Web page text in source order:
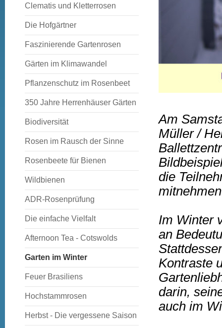
Clematis und Kletterrosen
Die Hofgärtner
Faszinierende Gartenrosen
Gärten im Klimawandel
Pflanzenschutz im Rosenbeet
350 Jahre Herrenhäuser Gärten
Biodiversität
Rosen im Rausch der Sinne
Rosenbeete für Bienen
Wildbienen
ADR-Rosenprüfung
Die einfache Vielfalt
Afternoon Tea - Cotswolds
Garten im Winter
Feuer Brasiliens
Hochstammrosen
Herbst - Die vergessene Saison
Am
Müller /
die
Im Winter
an
Kontraste
darin,
auch im